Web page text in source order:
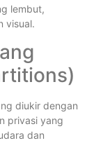
lembut,
visual.
diukir dengan
privasi yang
dan